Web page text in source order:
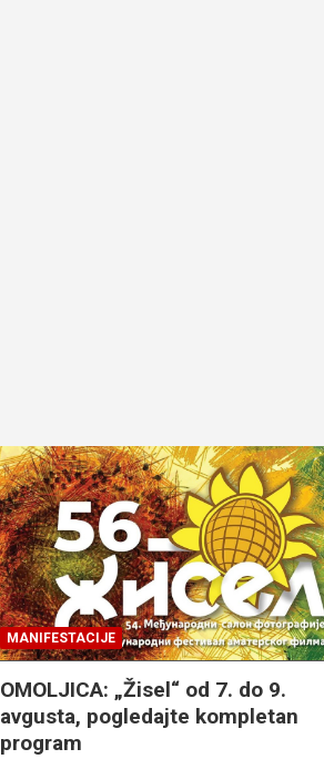
MANIFESTACIJE
OMOLJICA: „Žisel“ od 7. do 9.
avgusta, pogledajte kompletan
program